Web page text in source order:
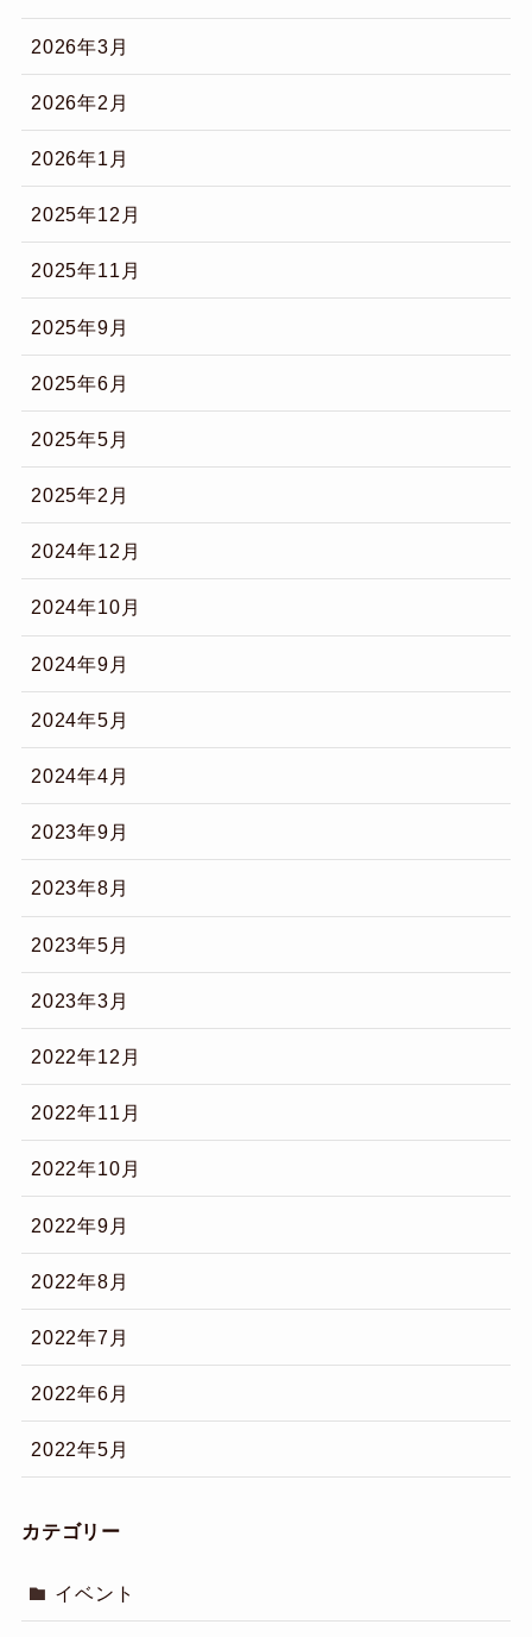
2026年3月
2026年2月
2026年1月
2025年12月
2025年11月
2025年9月
2025年6月
2025年5月
2025年2月
2024年12月
2024年10月
2024年9月
2024年5月
2024年4月
2023年9月
2023年8月
2023年5月
2023年3月
2022年12月
2022年11月
2022年10月
2022年9月
2022年8月
2022年7月
2022年6月
2022年5月
カテゴリー
イベント